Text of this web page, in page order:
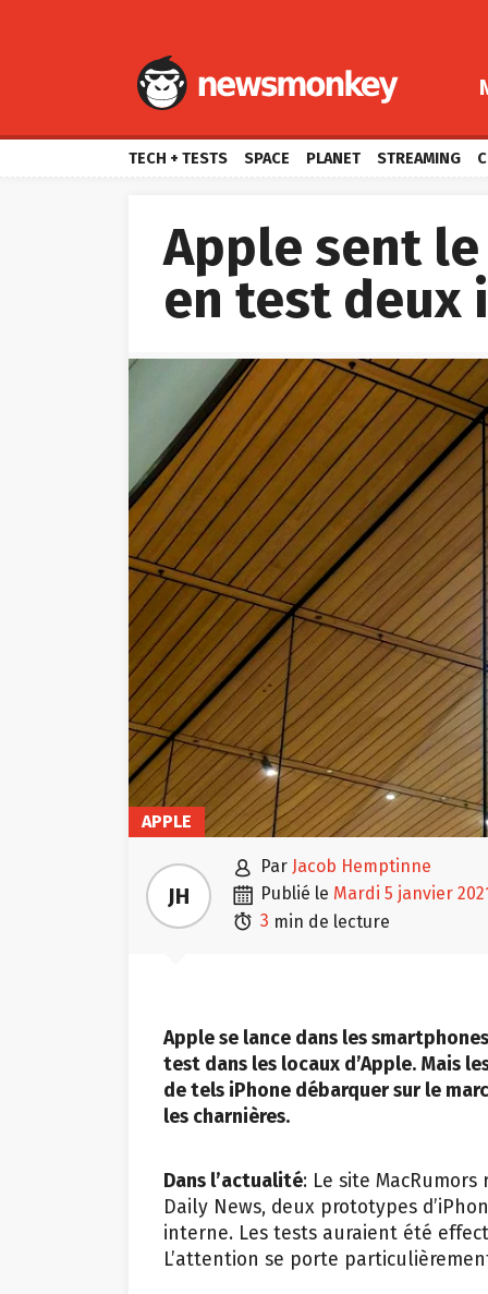
TECH + TESTS SPACE PLANET STREAMING
Apple sent
en test deux
APPLE
JH
 par Jacob Hemptinne
 publié le mardi 5 janvier
 3 min de lecture
Apple se lance dans les
test dans les locaux d’Apple. Mais
de tels iPhone débarquer sur le
les charnières.
Dans l’actualité: Le site
Daily News, deux prototypes
interne. Les tests auraient été
L’attention se porte